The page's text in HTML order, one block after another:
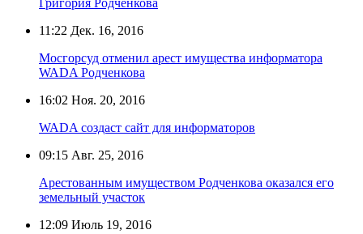
11:22 Дек. 16, 2016
Мосгорсуд отменил арест имущества информатора
WADA Родченкова
16:02 Ноя. 20, 2016
WADA создаст сайт для информаторов
09:15 Авг. 25, 2016
Арестованным имуществом Родченкова оказался его
земельный участок
12:09 Июль 19, 2016